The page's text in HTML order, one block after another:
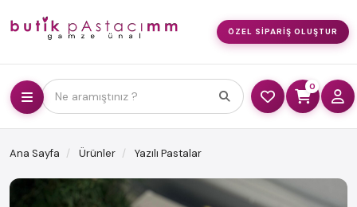
ÖZEL SIPARIŞ OLUŞTUR
Ne aramıştınız ?
0
Ana Sayfa Ürünler Yazılı Pastalar